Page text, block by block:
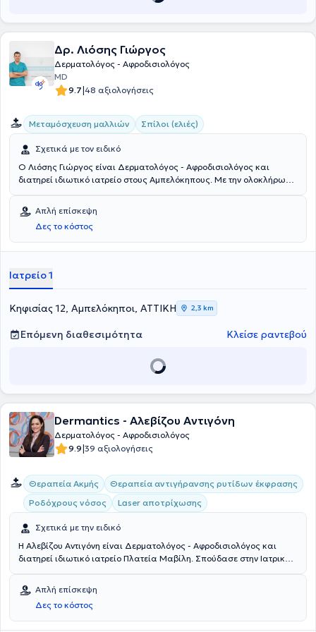
Δρ. Λιόσης Γιώργος
Δερματολόγος - Αφροδισιολόγος
MD
9.7|48 αξιολογήσεις
Μεταμόσχευση μαλλιών Σπίλοι (ελιές)
Σχετικά με τον ειδικό
Ο Λιόσης Γιώργος είναι Δερματολόγος - Αφροδισιολόγος και
διατηρεί ιδιωτικό ιατρείο στους Αμπελόκηπους. Με την ολοκλήρωση
Αφροδισιολογία το 2008 στο Πανεπιστημιακό νοσοκομείο Πατρών.
Έχει διατελέσει Επιμελητής Β’ στο ΓΝΕ Θριάσιο - Λάτσιο Κέντρο
Εγκαυμάτων και Επιστημονικός Συνεργάτης στο Νοσοκομείο
"Ανδρέας Συγγρός" στο τμήμα Παθήσεων Τριχών. Τέλος, διαθέτει
πολυετή εξειδικευμένη εμπειρία στις παθήσεις τριχωτού, τριχών στη
διάγνωση και αντιμετώπιση τους. (Τριχοριζόγραμμα).
Απλή επίσκεψη
Δες το κόστος
Ιατρείο 1
Κηφισίας 12, Αμπελόκηποι, ΑΤΤΙΚΗ 2,3 km
Επόμενη διαθεσιμότητα Κλείσε ραντεβού
Dermantics - Αλεβίζου Αντιγόνη
Δερματολόγος - Αφροδισιολόγος
9.9|39 αξιολογήσεις
Θεραπεία Ακμής
Θεραπεία αντιγήρανσης ρυτίδων έκφρασης
Ροδόχρους νόσος
Laser αποτρίχωσης
Σχετικά με την ειδικό
Η Αλεβίζου Αντιγόνη είναι Δερματολόγος - Αφροδισιολόγος και
διατηρεί ιδιωτικό ιατρείο Πλατεία Μαβίλη. Σπούδασε στην Ιατρική
έχει εργαστεί ως Δερματολόγος - Αφροδισιολόγος στο Νοσοκομείο
«Ανδρέας Συγγρός». Είναι διδάκτωρ του Πανεπιστημίου Αθηνών.
Εξειδικεύεται στη ροδόχρου νόσο. Τέλος, είναι μέλος της
Ευρωπαικής Ακαδημίας Δερματολογίας, της Ελληνικής
Απλή επίσκεψη
Δες το κόστος